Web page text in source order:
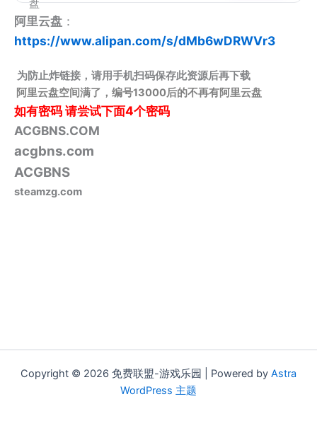
阿里云盘 ：
https://www.alipan.com/s/dMb6wDRWVr3
为防止炸链接，请用手机扫码保存此资源后再下载
阿里云盘空间满了，编号13000后的不再有阿里云盘
如有密码请尝试下面4个密码
ACGBNS.COM
acgbns.com
ACGBNS
steamzg.com
Copyright © 2026 免费联盟-游戏乐园 | Powered by Astra
WordPress 主题